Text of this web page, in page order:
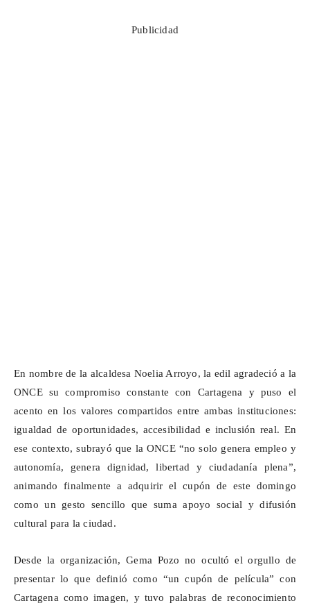
Publicidad
En nombre de la alcaldesa Noelia Arroyo, la edil agradeció a la
ONCE su compromiso constante con Cartagena y puso el
acento en los valores compartidos entre ambas instituciones:
igualdad de oportunidades, accesibilidad e inclusión real. En
ese contexto, subrayó que la ONCE “no solo genera empleo y
autonomía, genera dignidad, libertad y ciudadanía plena”,
animando finalmente a adquirir el cupón de este domingo
como un gesto sencillo que suma apoyo social y difusión
cultural para la ciudad.
Desde la organización, Gema Pozo no ocultó el orgullo de
presentar lo que definió como “un cupón de película” con
Cartagena como imagen, y tuvo palabras de reconocimiento